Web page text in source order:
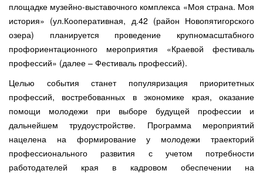
площадке музейно-выставочного комплекса «Моя страна. Моя
история» (ул.Кооперативная, д.42 (район Новопятигорского
озера) планируется проведение крупномасштабного
профориентационного мероприятия «Краевой фестиваль
профессий» (далее – Фестиваль профессий).
Целью события станет популяризация приоритетных
профессий, востребованных в экономике края, оказание
помощи молодежи при выборе будущей профессии и
дальнейшем трудоустройстве. Программа мероприятий
нацелена на формирование у молодежи траекторий
профессионального развития с учетом потребности
работодателей края в кадровом обеспечении на